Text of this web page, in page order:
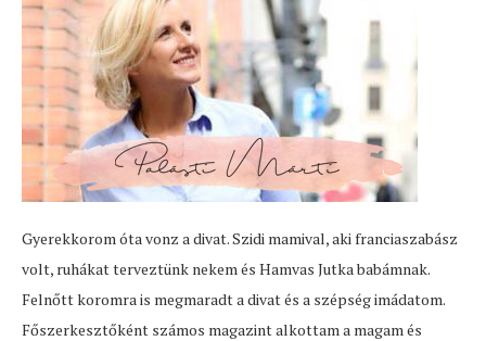
Gyerekkorom óta vonz a divat. Szidi mamival, aki franciaszabász
volt, ruhákat terveztünk nekem és Hamvas Jutka babámnak.
Felnőtt koromra is megmaradt a divat és a szépség imádatom.
Főszerkesztőként számos magazint alkottam a magam és